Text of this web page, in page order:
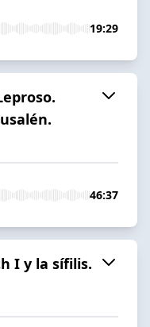
19:29
46:37
I y la sífilis.